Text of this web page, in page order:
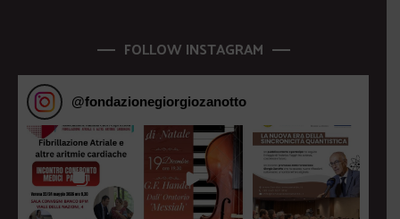
FOLLOW INSTAGRAM
@fondazionegiorgiozanotto